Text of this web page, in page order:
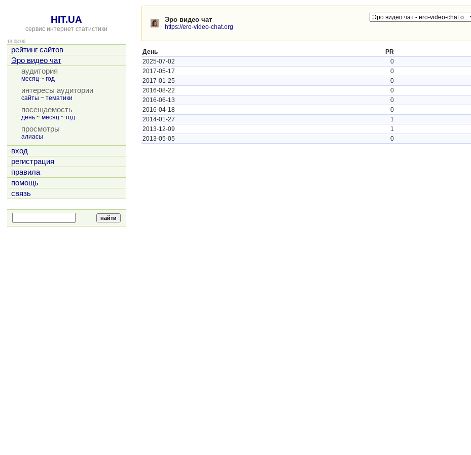
HIT.UA
сервис интернет статистики
19:08:06
рейтинг сайтов
Эро видео чат
аудитория
месяц ~ год
интересы аудитории
сайты ~ тематики
посещаемость
день ~ месяц ~ год
просмотры
алиасы
вход
регистрация
правила
помощь
связь
Эро видео чат
https://ero-video-chat.org
День PR
2025-07-02
0
2017-05-17
0
2017-01-25
0
2016-08-22
0
2016-06-13
0
2016-04-18
0
2014-01-27
1
2013-12-09
1
2013-05-05
0